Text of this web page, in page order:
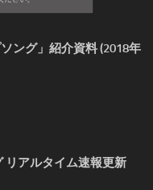
ング」紹介資料 (2018年
リアルタイム速報更新